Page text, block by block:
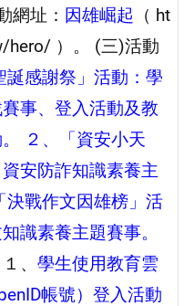
網址： 因雄崛起
（ ht
hero/ ）。 (三)活動
誕感謝祭」活動：學
事、登入活動及教
２、「資安小天
安防詐知識素養主
決戰作文因雄榜」活
識素養主題賽事。
、學生使用教育雲
帳號）登入活動